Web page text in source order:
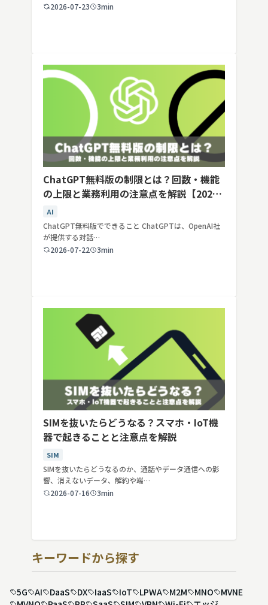
2026-07-23
3min
ChatGPT無料版の制限とは？回数・機能
の上限と業務利用の注意点を解説【2026
年最新】
AI
ChatGPT無料版でできること ChatGPTは、OpenAI社
が提供する対話…
2026-07-22
3min
SIMを抜いたらどうなる？スマホ・IoT機
器で起きることと注意点を解説
SIM
SIMを抜いたらどうなるのか、通話やデータ通信への影
響、消えないデータ、解約や端…
2026-07-16
3min
キーワードから探す
5G AI DaaS DX IaaS IoT LPWA M2M MNO
MVNE